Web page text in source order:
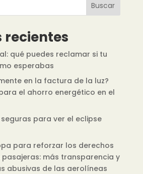
Buscar
recientes
qué puedes reclamar si tu
esperabas
en la factura de la luz?
el ahorro energético en el
para ver el eclipse
para reforzar los derechos
más transparencia y
abusivas de las aerolíneas